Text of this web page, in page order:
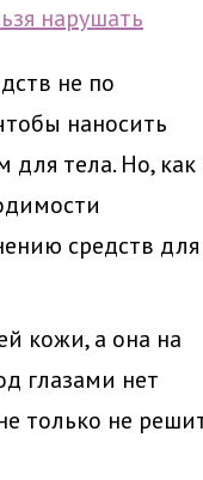
не по
наносить
для тела. Но, как
средств для
кожи, а она на
глазами нет
только не